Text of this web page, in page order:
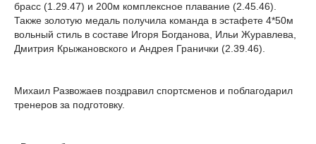
брасс (1.29.47) и 200м комплексное плавание (2.45.46).
Также золотую медаль получила команда в эстафете 4*50м
вольный стиль в составе Игоря Богданова, Ильи Журавлева,
Дмитрия Крыжановского и Андрея Гранички (2.39.46).
Михаил Развожаев поздравил спортсменов и поблагодарил
тренеров за подготовку.